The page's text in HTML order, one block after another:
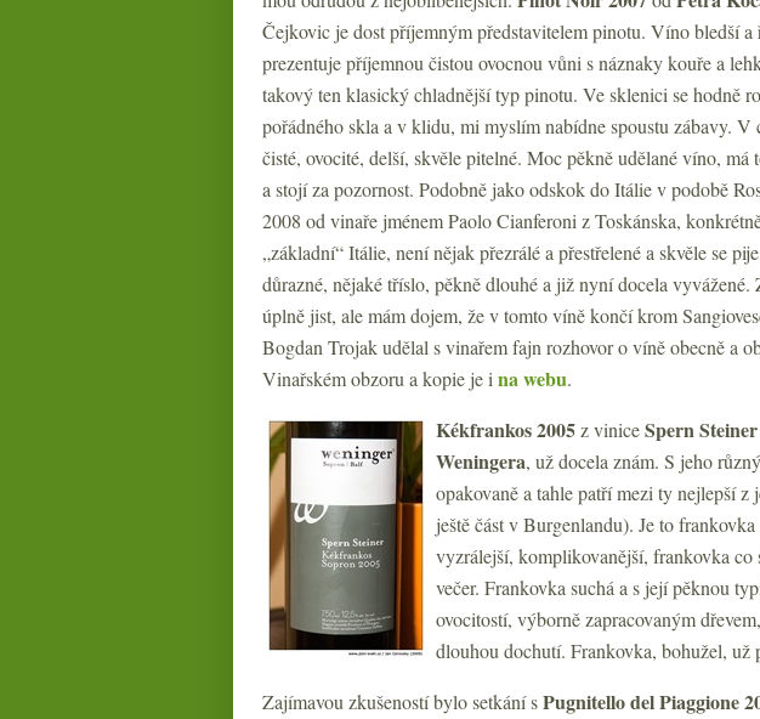
Čejkovic je dost příjemným představitelem pinotu. Víno bledší a
prezentuje příjemnou čistou ovocnou vůni s náznaky kouře a
takový ten klasický chladnější typ pinotu. Ve sklenici se hodně
pořádného skla a v klidu, mi myslím nabídne spoustu zábavy. V
čisté, ovocité, delší, skvěle pitelné. Moc pěkně udělané víno, má
a stojí za pozornost. Podobně jako odskok do Itálie v podobě
2008 od vinaře jménem Paolo Cianferoni z Toskánska,
„základní“ Itálie, není nějak přezrálé a přestřelené a skvěle se
důrazné, nějaké tříslo, pěkně dlouhé a již nyní docela
úplně jist, ale mám dojem, že v tomto víně končí krom
Bogdan Trojak udělal s vinařem fajn rozhovor o víně obecně a
Vinařském obzoru a kopie je i na webu.
Kékfrankos 2005z viniceSpern Steiner
Weningera, už docela znám. S jeho
opakovaně a tahle patří mezi ty nejlepší
ještě část v Burgenlandu). Je to
vyzrálejší, komplikovanější, frankovka
večer. Frankovka suchá a s její pěknou
ovocitostí, výborně zapracovaným
dlouhou dochutí. Frankovka, bohužel, už
Zajímavou zkušeností bylo setkání sPugnitello del Piaggione